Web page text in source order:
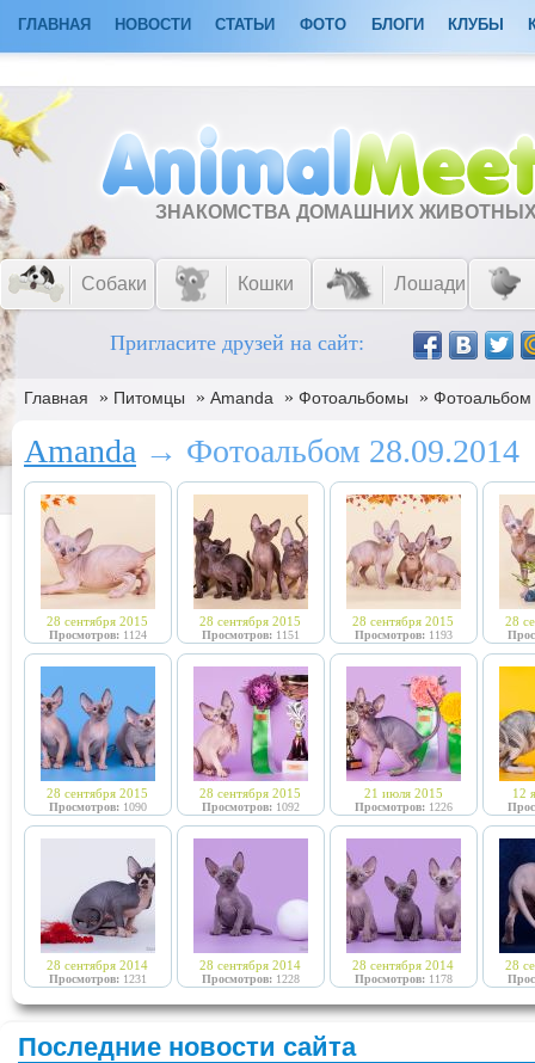
ГЛАВНАЯ НОВОСТИ СТАТЬИ ФОТО БЛОГИ КЛУБЫ
ЗНАКОМСТВА ДОМАШНИХ
Собаки Кошки Лошади
Пригласите друзей на сайт:
Главная » Питомцы » Amanda » Фотоальбомы »
Amanda → Фотоальбом 28.09.2014
28 сентября 2015
Просмотров: 1124
28 сентября 2015
Просмотров: 1151
28 сентября 2015
Просмотров: 1193
28
28 сентября 2015
Просмотров: 1090
28 сентября 2015
Просмотров: 1092
21 июля 2015
Просмотров: 1226
12
28 сентября 2014
Просмотров: 1231
28 сентября 2014
Просмотров: 1228
28 сентября 2014
Просмотров: 1178
28
Последние новости сайта